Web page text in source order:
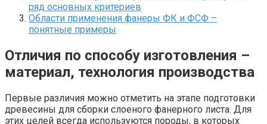
ряд основных критериев
Области применения фанеры ФК и ФСФ –
понятные примеры
Отличия по способу изготовления –
материал, технология производства
Первые различия можно отметить на этапе подготовки
древесины для сборки слоеного фанерного листа. Для
этих целей всегда используются породы, в которых